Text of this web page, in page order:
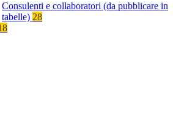
Consulenti e collaboratori (da pubblicare in
tabelle) 28